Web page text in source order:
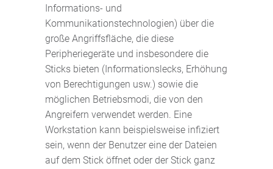
Informations- und
Kommunikationstechnologien) über die
große Angriffsfläche, die diese
Peripheriegeräte und insbesondere die
Sticks bieten (Informationslecks, Erhöhung
von Berechtigungen usw.) sowie die
möglichen Betriebsmodi, die von den
Angreifern verwendet werden. Eine
Workstation kann beispielsweise infiziert
sein, wenn der Benutzer eine der Dateien
auf dem Stick öffnet oder der Stick ganz